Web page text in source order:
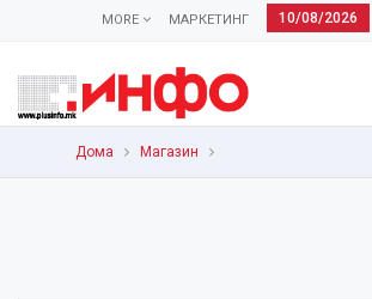
10/08/2026
МАРКЕТИНГ
MORE
Дома Магазин